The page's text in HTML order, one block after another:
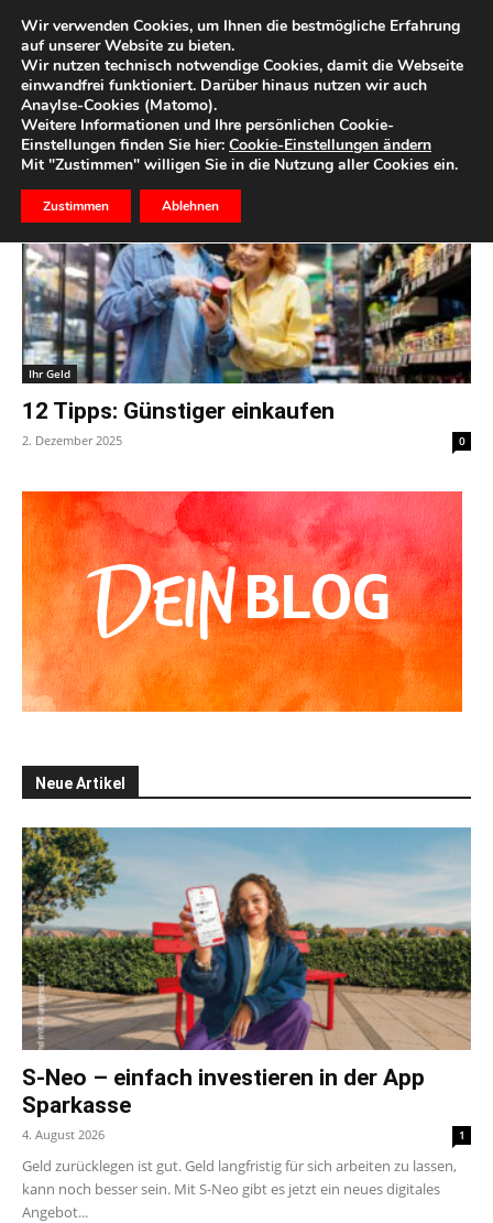
Start Schlagworte Einkauf
Schlagwort: einkauf
Ihr Geld
12 Tipps: Günstiger einkaufen
2. Dezember 2025 0
Neue Artikel
S-Neo – einfach investieren in der App
Sparkasse
4. August 2026 1
Geld zurücklegen ist gut. Geld langfristig für sich arbeiten zu lassen,
kann noch besser sein. Mit S-Neo gibt es jetzt ein neues digitales
Angebot...
Wir verwenden Cookies, um Ihnen die bestmögliche Erfahrung
auf unserer Website zu bieten.
Wir nutzen technisch notwendige Cookies, damit die Webseite
einwandfrei funktioniert. Darüber hinaus nutzen wir auch
Anaylse-Cookies (Matomo).
Weitere Informationen und Ihre persönlichen Cookie-
Einstellungen finden Sie hier: Cookie-Einstellungen ändern
Mit "Zustimmen" willigen Sie in die Nutzung aller Cookies ein.
Zustimmen Ablehnen